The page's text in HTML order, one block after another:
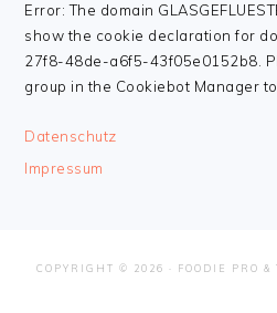
Error: The domain
show the cookie declaration for
27f8-48de-a6f5-43f05e0152b8.
group in the Cookiebot Manager
Datenschutz
Impressum
COPYRIGHT © 2026 · FOODIE PRO &